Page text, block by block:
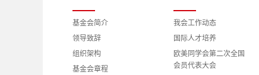
基金会简介
领导致辞
组织架构
基金会章程
我会工作动态
国际人才培养
欧美同学会第二次全国
会员代表大会